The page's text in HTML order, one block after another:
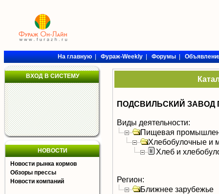
На главную|Фураж-Weekly|Форумы|
ВХОД В СИСТЕМУ
НОВОСТИ
Новости рынка кормов
Обзоры прессы
Новости компаний
ПОДСВИЛЬСКИЙ
Виды деятельности:
Пищевая
Хлебобулочные и
Хлеб и
Регион:
Ближнее зарубежье